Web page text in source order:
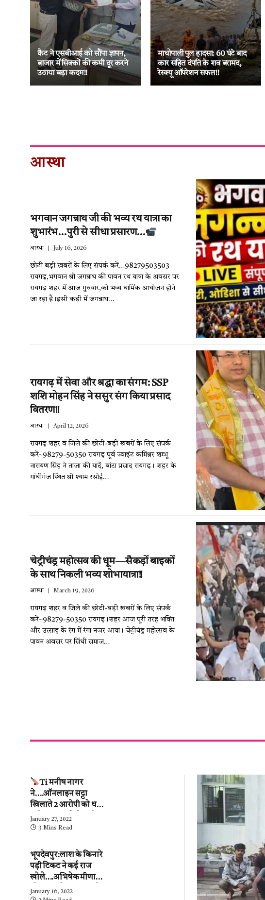
कैट ने एसबीआई को सौंपा ज्ञापन,
बाजार में सिक्कों की कमी दूर करने
उठाया बड़ा कदम!!
माधोपाली पुल हादसा: 60 घंटे बाद
कार सहित दंपति के शव बरामद,
रेस्क्यू ऑपरेशन सफल!!
आस्था
भगवान जगन्नाथ जी की भव्य रथ यात्रा का
शुभारंभ…पुरी से सीधा प्रसारण…
आस्था July 16, 2026
छोटी बड़ी खबरों के लिए संपर्क करें…98279503503
रायगढ़,भगवान श्री जगन्नाथ की पावन रथ यात्रा के अवसर पर
रायगढ़ शहर में आज गुरुवार,को भव्य धार्मिक आयोजन होने
जा रहा है।इसी कड़ी में जगन्नाथ…
रायगढ़ में सेवा और श्रद्धा का संगम: SSP
शशि मोहन सिंह ने ससुर संग किया प्रसाद
वितरण!!
आस्था April 12, 2026
रायगढ़ शहर व जिले की छोटी-बड़ी खबरों के लिए संपर्क
करें~98279-50350 रायगढ़ पूर्व ज्वाइंट कमिश्नर शम्भू
नारायण सिंह ने ताजा की यादें, बांटा प्रसाद रायगढ़। शहर के
गांधीगंज स्थित श्री श्याम रसोई…
चेट्रीचंड्र महोत्सव की धूम—सैकड़ों बाइकों
के साथ निकली भव्य शोभायात्रा!!
आस्था March 19, 2026
रायगढ़ शहर व जिले की छोटी-बड़ी खबरों के लिए संपर्क
करें~98279-50350 रायगढ़।शहर आज पूरी तरह भक्ति
और उत्साह के रंग में रंगा नजर आया। चेट्रीचंड्र महोत्सव के
पावन अवसर पर सिंधी समाज…
Ti मनीष नागर
ने….ऑनलाइन सट्टा
खिलाते 2 आरोपी को धर
दबोचा….कब्जे से ढाई
लाख के हिसाब-किताब
January 27, 2022
3 Mins Read
भूपदेवपुर:लाश के किनारे
पड़ी टिकट ने कई राज
खोले….अभिषेक मीणा
की पुलिस ने…महिला की
January 16, 2022